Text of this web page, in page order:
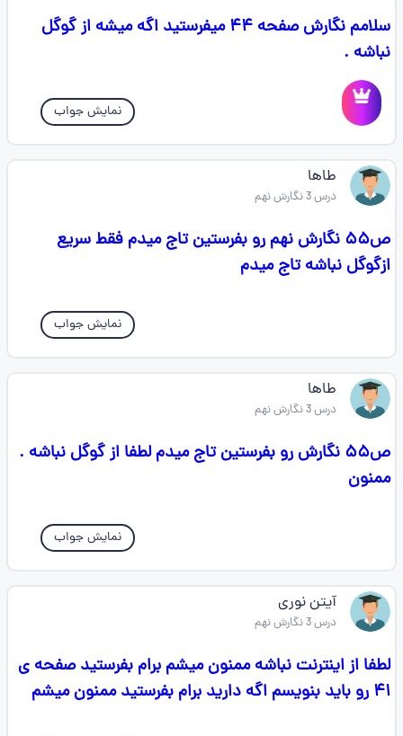
سلامم نگارش صفحه ۴۴ میفرستید اگه میشه از گوگل
نباشه .
نمایش جواب
طاها
درس 3 نگارش نهم
ص۵۵ نگارش نهم‌ رو بفرستین تاج میدم فقط سریع
ازگوگل نباشه تاج میدم
نمایش جواب
طاها
درس 3 نگارش نهم
ص۵۵ نگارش رو بفرستین تاج میدم لطفا از گوگل نباشه .
ممنون
نمایش جواب
آیتن نوری
درس 3 نگارش نهم
لطفا از اینترنت نباشه ممنون میشم برام بفرستید صفحه ی
۴۱ رو باید بنویسم اگه دارید برام بفرستید ممنون میشم